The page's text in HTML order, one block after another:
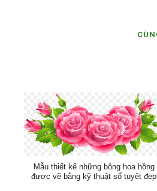
Mẫu thiết kế những bông hoa hồng
được vẽ bằng kỹ thuật số tuyệt đẹp